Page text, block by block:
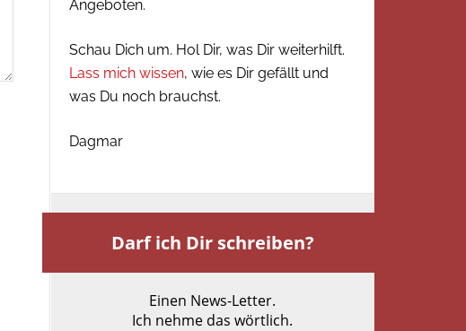
Angeboten.
Schau Dich um. Hol Dir, was Dir weiterhilft.
Lass mich wissen, wie es Dir gefällt und
was Du noch brauchst.
Dagmar
Darf ich Dir schreiben?
Einen News-Letter.
Ich nehme das wörtlich.